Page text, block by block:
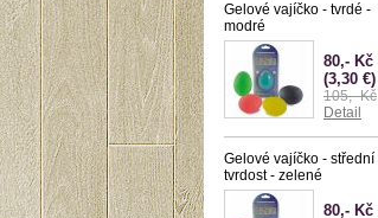
Gelové vajíčko - tvrdé -
modré
80,- Kč
(3,30 €)
105,- Kč
Detail
Gelové vajíčko - střední
tvrdost - zelené
80,- Kč